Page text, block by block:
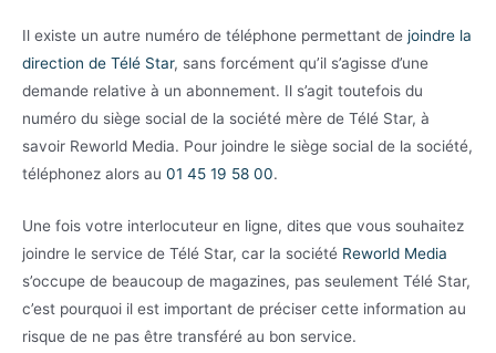
Il existe un autre numéro de téléphone permettant de joindre la
direction de Télé Star, sans forcément qu’il s’agisse d’une
demande relative à un abonnement. Il s’agit toutefois du
numéro du siège social de la société mère de Télé Star, à
savoir Reworld Media. Pour joindre le siège social de la société,
téléphonez alors au 01 45 19 58 00.
Une fois votre interlocuteur en ligne, dites que vous souhaitez
joindre le service de Télé Star, car la société Reworld Media
s’occupe de beaucoup de magazines, pas seulement Télé Star,
c’est pourquoi il est important de préciser cette information au
risque de ne pas être transféré au bon service.